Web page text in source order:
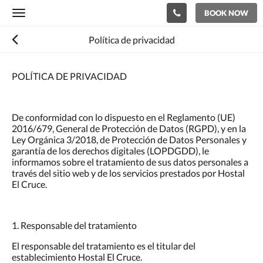
Toggle
BOOK NOW
Política de privacidad
POLÍTICA DE PRIVACIDAD
De conformidad con lo dispuesto en el Reglamento (UE)
2016/679, General de Protección de Datos (RGPD), y en la
Ley Orgánica 3/2018, de Protección de Datos Personales y
garantía de los derechos digitales (LOPDGDD), le
informamos sobre el tratamiento de sus datos personales a
través del sitio web y de los servicios prestados por Hostal
El Cruce.
1. Responsable del tratamiento
El responsable del tratamiento es el titular del
establecimiento Hostal El Cruce.